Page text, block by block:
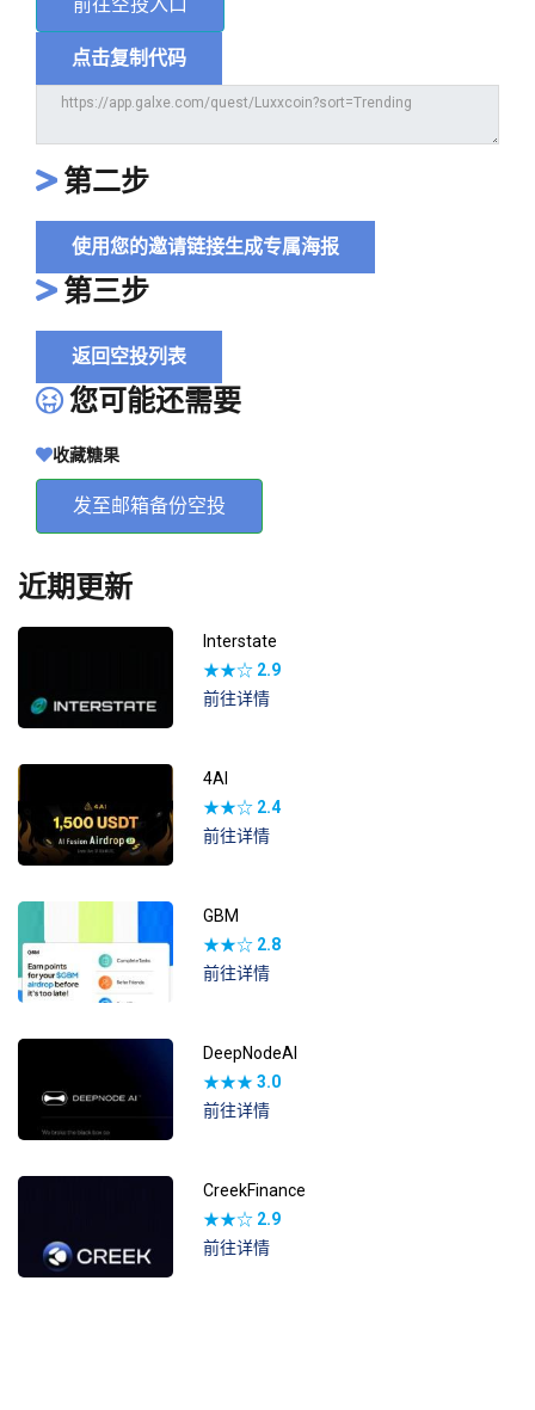
点击复制代码
第二步
使用您的邀请链接生成专属海报
第三步
返回空投列表
您可能还需要
收藏糖果
发至邮箱备份空投
近期更新
Interstate
★★☆ 2.9
前往详情
4AI
★★☆ 2.4
前往详情
GBM
★★☆ 2.8
前往详情
DeepNodeAI
★★★3.0
前往详情
CreekFinance
★★☆ 2.9
前往详情